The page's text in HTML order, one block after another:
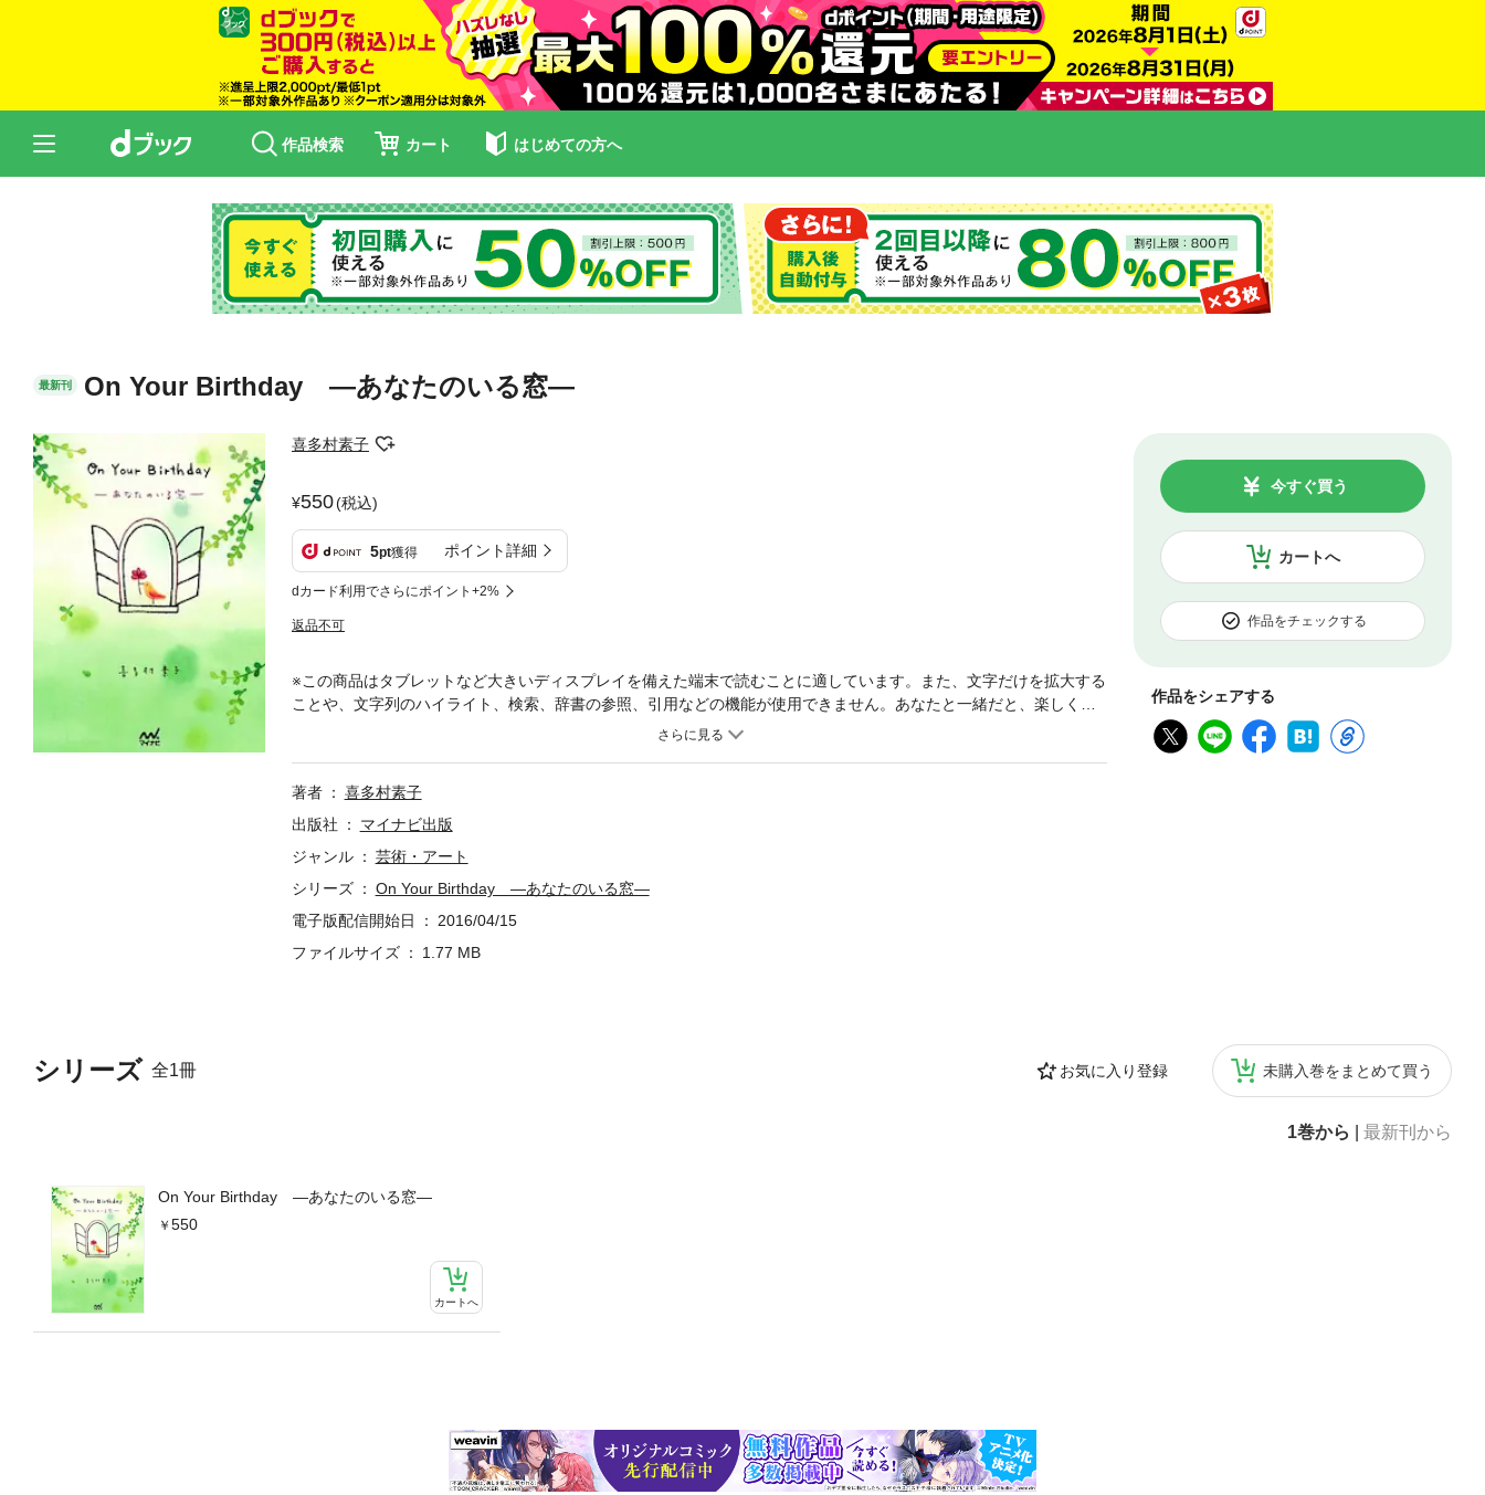
作品検索 カート はじめての方へ
最新刊 On Your Birthday ―あなたのいる窓―
喜多村素子
550(税込)
5pt獲得 ポイント詳細
dカード利用でさらにポイント+2%
返品不可
カートへ
今すぐ買う
作品をチェックする
作品をシェアする
シリーズ 全1冊 お気に入り登録 未購入巻をまとめて買う
1巻から 最新刊から
On Your Birthday ―あなたのいる窓―
550
カートへ
※この商品はタブレットなど大きいディスプレイを備えた端末で読むことに適しています。また、文字だけを拡大する
ことや、文字列のハイライト、検索、辞書の参照、引用などの機能が使用できません。あなたと一緒だと、楽しく
て ここち良くて あったかい。一羽の小鳥があなたへのあふれる気持ちを届けます。大切な人のお誕生日に、いつ
る言葉とイラストのプレゼントを贈ってください。
著者
喜多村素子
出版社
マイナビ出版
ジャンル
芸術・アート
シリーズ
On Your Birthday ―あなたのいる窓―
電子版配信開始日
2016/04/15
ファイルサイズ
1.77 MB